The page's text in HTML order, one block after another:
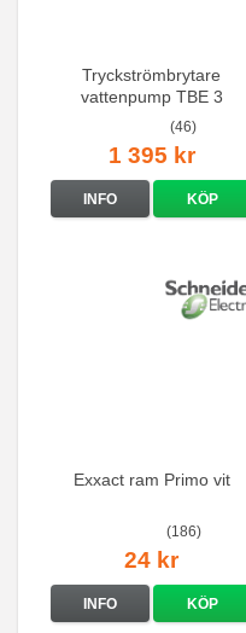
Tryckströmbrytare
vattenpump TBE 3
(46)
1 395 kr
INFO KÖP
Exxact ram Primo vit
(186)
24 kr
INFO KÖP